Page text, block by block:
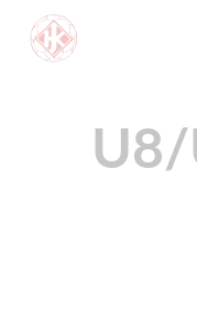
U8/